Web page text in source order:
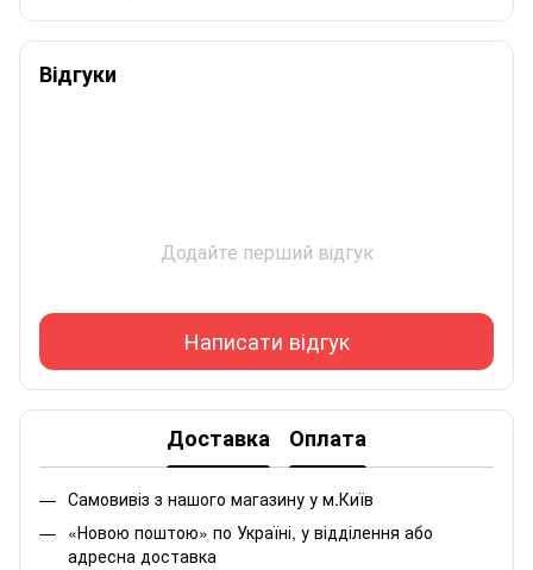
Відгуки
Додайте перший відгук
Написати відгук
Доставка Оплата
Самовивіз з нашого магазину у м.Київ
«Новою поштою» по Україні, у відділення або
адресна доставка